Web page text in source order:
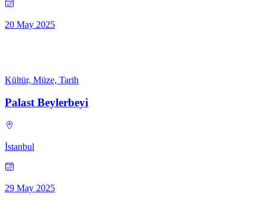
20 May 2025
Kültür, Müze, Tarih
Palast Beylerbeyi
İstanbul
29 May 2025